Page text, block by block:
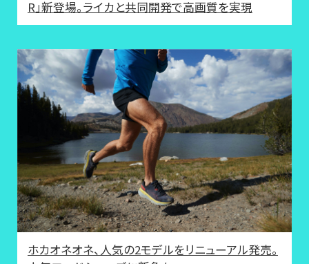
R」新登場。ライカと共同開発で高画質を実現
ホカオネオネ、人気の2モデルをリニューアル発売。